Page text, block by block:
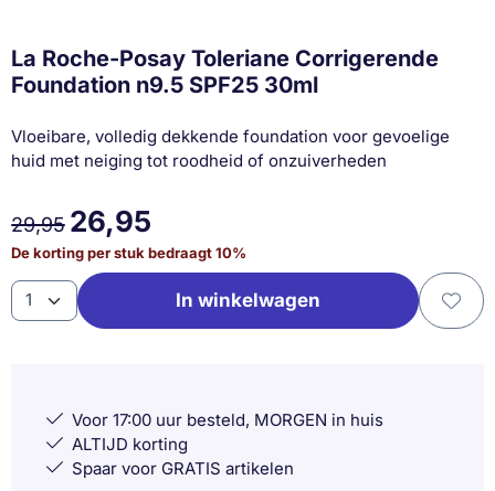
La Roche-Posay Toleriane Corrigerende
Foundation n9.5 SPF25 30ml
Vloeibare, volledig dekkende foundation voor gevoelige
huid met neiging tot roodheid of onzuiverheden
29,95 26,95
De korting per stuk bedraagt10%
Aantal In winkelwagen
Voor 17:00 uur besteld, MORGEN in huis
ALTIJD korting
Spaar voor GRATIS artikelen